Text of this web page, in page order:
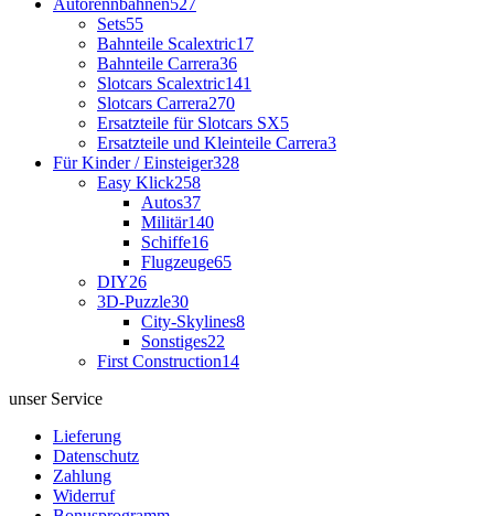
Autorennbahnen527
Sets55
Bahnteile Scalextric17
Bahnteile Carrera36
Slotcars Scalextric141
Slotcars Carrera270
Ersatzteile für Slotcars SX5
Ersatzteile und Kleinteile Carrera3
Für Kinder / Einsteiger328
Easy Klick258
Autos37
Militär140
Schiffe16
Flugzeuge65
DIY26
3D-Puzzle30
City-Skylines8
Sonstiges22
First Construction14
unser Service
Lieferung
Datenschutz
Zahlung
Widerruf